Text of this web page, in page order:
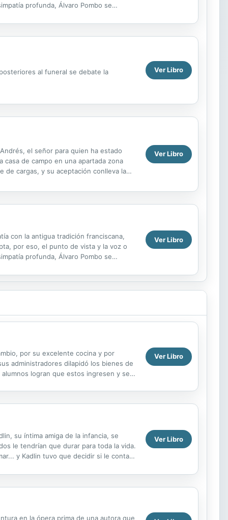
profunda, Álvaro Pombo se
al funeral se debate la Ver Libro
el señor para quien ha estado
de campo en una apartada zona
de cargas, y su aceptación conlleva la
Ver Libro
con la antigua tradición franciscana,
por eso, el punto de vista y la voz o
profunda, Álvaro Pombo se
Ver Libro
por su excelente cocina y por
administradores dilapidó los bienes de
logran que estos ingresen y se
Ver Libro
su íntima amiga de la infancia, se
le tendrían que durar para toda la vida.
y Kadlin tuvo que decidir si le contaba
Ver Libro
en la ópera prima de una autora que